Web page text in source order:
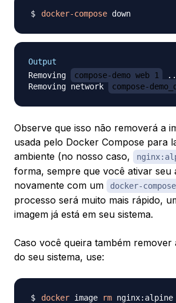
docker-compose
Output
Removing
compose-demo_web_1
Removing network
compose-
Observe que isso não removerá a
usada pelo Docker Compose para
ambiente (no nosso caso,
forma, sempre que você ativar seu
novamente com um
docker-
processo será muito mais rápido,
imagem já está em seu sistema.
Caso você queira também remover
do seu sistema, use:
docker image rm